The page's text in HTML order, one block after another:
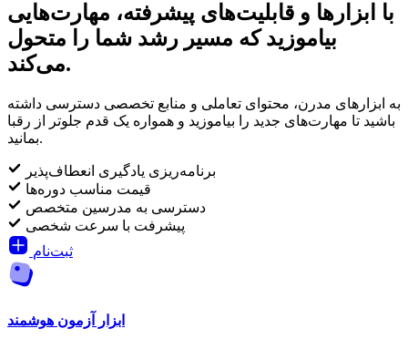
با ابزارها و قابلیت‌های پیشرفته، مهارت‌هایی
بیاموزید که مسیر رشد شما را متحول
می‌کند.
به ابزارهای مدرن، محتوای تعاملی و منابع تخصصی دسترسی داشته
باشید تا مهارت‌های جدید را بیاموزید و همواره یک قدم جلوتر از رقبا
بمانید.
برنامه‌ریزی یادگیری انعطاف‌پذیر
قیمت مناسب دوره‌ها
دسترسی به مدرسین متخصص
پیشرفت با سرعت شخصی
ثبت‌نام
ابزار آزمون هوشمند